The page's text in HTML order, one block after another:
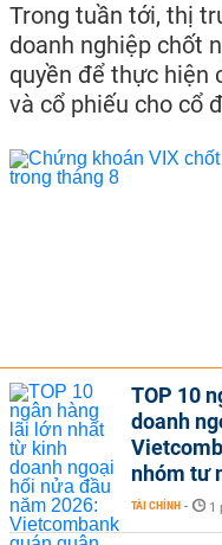
Trong tuần tới, thị
doanh nghiệp chốt
quyền để thực hiện
và cổ phiếu cho cổ
TOP 10
doanh
nhóm tư
TÀI CHÍNH - 1